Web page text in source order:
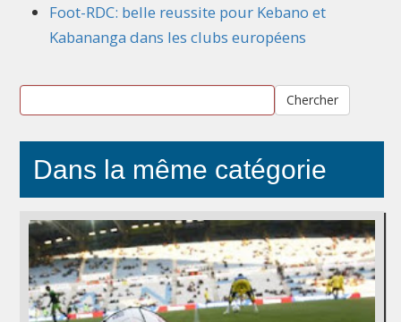
Foot-RDC: belle reussite pour Kebano et
Kabananga dans les clubs européens
Chercher
Dans la même catégorie